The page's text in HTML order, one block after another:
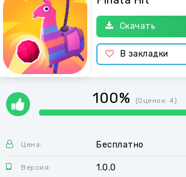
Скачать
В закладки
100% (Оценок: 4)
Цена: Бесплатно
Версия: 1.0.0